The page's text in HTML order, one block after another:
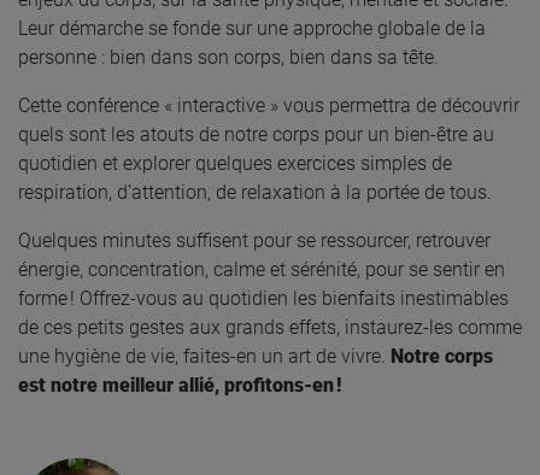
Leur démarche se fonde sur une approche globale de la
personne : bien dans son corps, bien dans sa tête.
Cette conférence « interactive » vous permettra de découvrir
quels sont les atouts de notre corps pour un bien-être au
quotidien et explorer quelques exercices simples de
respiration, d’attention, de relaxation à la portée de tous.
Quelques minutes suffisent pour se ressourcer, retrouver
énergie, concentration, calme et sérénité, pour se sentir en
forme ! Offrez-vous au quotidien les bienfaits inestimables
de ces petits gestes aux grands effets, instaurez-les comme
une hygiène de vie, faites-en un art de vivre. Notre corps
est notre meilleur allié, profitons-en !